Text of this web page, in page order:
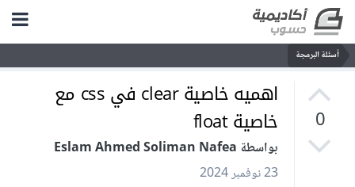
أسئلة البرمجة
0
اهميه خاصية clear في css مع
خاصية float
بواسطة Eslam Ahmed Soliman Nafea
23 نوفمبر 2024